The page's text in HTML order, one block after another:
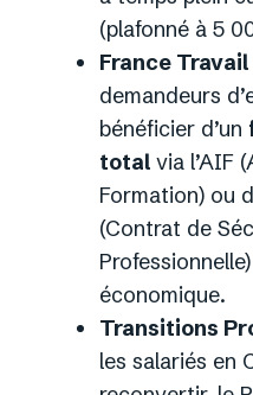
(plafonné à 5
France
demandeurs
bénéficier d’un
total via l’AIF
Formation) ou
(Contrat de
économique.
Transitions
les salariés en